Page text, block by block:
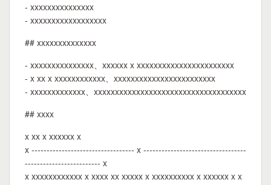
- xxxxxxxxxxxxxxx
- xxxxxxxxxxxxxxxxxx
## xxxxxxxxxxxxxx
- xxxxxxxxxxxxxxx、xxxxxx x xxxxxxxxxxxxxxxxxxxxxxx
- x xx x xxxxxxxxxxxx、xxxxxxxxxxxxxxxxxxxxxxxx
- xxxxxxxxxxxxx、xxxxxxxxxxxxxxxxxxxxxxxxxxxxxxxxxxxx
## xxxx
x xx x xxxxxx x
x ---------------------------------- x ----------------------------------
------------------------- x
x xxxxxxxxxxxx x xxxx xx xxxxx x xxxxxxxxxx x xxxxxx x x